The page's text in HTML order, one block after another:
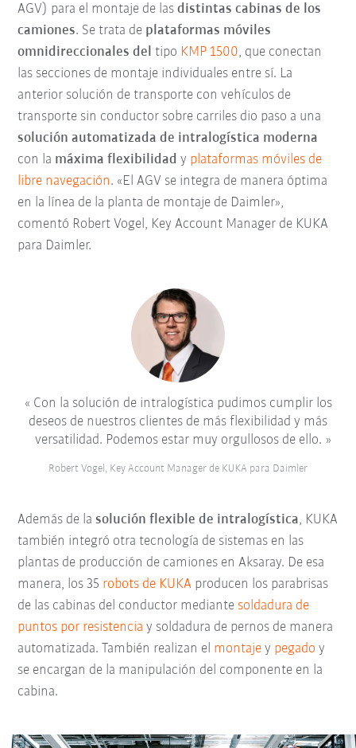
AGV) para el montaje de lasdistintas cabinas de los
camiones. Se trata de plataformas móviles
omnidireccionales del tipo KMP 1500, que conectan
las secciones de montaje individuales entre sí. La
anterior solución de transporte con vehículos de
transporte sin conductor sobre carriles dio paso a una
solución automatizada de intralogística moderna
con la máxima flexibilidad y plataformas móviles de
libre navegación. «El AGV se integra de manera óptima
en la línea de la planta de montaje de Daimler»,
comentó Robert Vogel, Key Account Manager de KUKA
para Daimler.
Con la solución de intralogística pudimos cumplir los
deseos de nuestros clientes de más flexibilidad y más
versatilidad. Podemos estar muy orgullosos de ello.
Robert Vogel, Key Account Manager de KUKA para Daimler
Además de lasolución flexible de intralogística, KUKA
también integró otra tecnología de sistemas en las
plantas de producción de camiones en Aksaray. De esa
manera, los 35 robots de KUKA producen los parabrisas
de las cabinas del conductor mediante soldadura de
puntos por resistencia y soldadura de pernos de manera
automatizada. También realizan el montaje y pegado y
se encargan de la manipulación del componente en la
cabina.